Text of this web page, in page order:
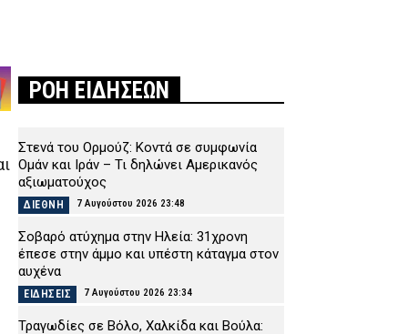
ΡΟΗ ΕΙΔΗΣΕΩΝ
Στενά του Ορμούζ: Κοντά σε συμφωνία
Ομάν και Ιράν – Τι δηλώνει Αμερικανός
αξιωματούχος
ΔΙΕΘΝΗ 7 Αυγούστου 2026 23:48
Σοβαρό ατύχημα στην Ηλεία: 31χρονη
έπεσε στην άμμο και υπέστη κάταγμα στον
αυχένα
ΕΙΔΗΣΕΙΣ 7 Αυγούστου 2026 23:34
Τραγωδίες σε Βόλο, Χαλκίδα και Βούλα: